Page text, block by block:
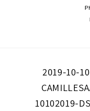
2019-10-
10102019-